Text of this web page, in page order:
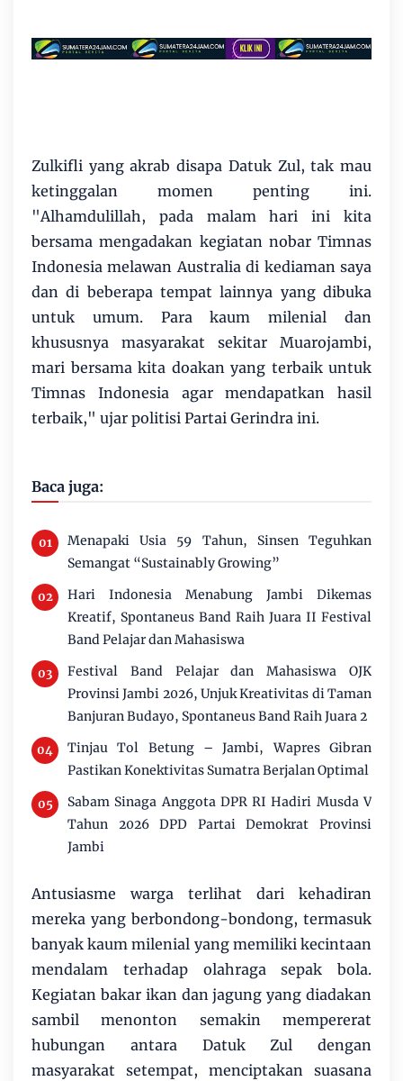
Zulkifli yang akrab disapa Datuk Zul, tak mau
ketinggalan momen penting ini.
"Alhamdulillah, pada malam hari ini kita
bersama mengadakan kegiatan nobar Timnas
Indonesia melawan Australia di kediaman saya
dan di beberapa tempat lainnya yang dibuka
untuk umum. Para kaum milenial dan
khususnya masyarakat sekitar Muarojambi,
mari bersama kita doakan yang terbaik untuk
Timnas Indonesia agar mendapatkan hasil
terbaik," ujar politisi Partai Gerindra ini.
Baca juga:
Menapaki Usia 59 Tahun, Sinsen Teguhkan
Semangat “Sustainably Growing”
Hari Indonesia Menabung Jambi Dikemas
Kreatif, Spontaneus Band Raih Juara II Festival
Band Pelajar dan Mahasiswa
Festival Band Pelajar dan Mahasiswa OJK
Provinsi Jambi 2026, Unjuk Kreativitas di Taman
Banjuran Budayo, Spontaneus Band Raih Juara 2
Tinjau Tol Betung – Jambi, Wapres Gibran
Pastikan Konektivitas Sumatra Berjalan Optimal
Sabam Sinaga Anggota DPR RI Hadiri Musda V
Tahun 2026 DPD Partai Demokrat Provinsi
Jambi
Antusiasme warga terlihat dari kehadiran
mereka yang berbondong-bondong, termasuk
banyak kaum milenial yang memiliki kecintaan
mendalam terhadap olahraga sepak bola.
Kegiatan bakar ikan dan jagung yang diadakan
sambil menonton semakin mempererat
hubungan antara Datuk Zul dengan
masyarakat setempat, menciptakan suasana